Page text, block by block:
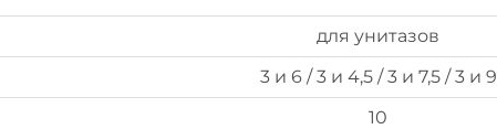
для унитазов
3 и 6 / 3 и 4,5 / 3 и 7,5 / 3 и 9
10